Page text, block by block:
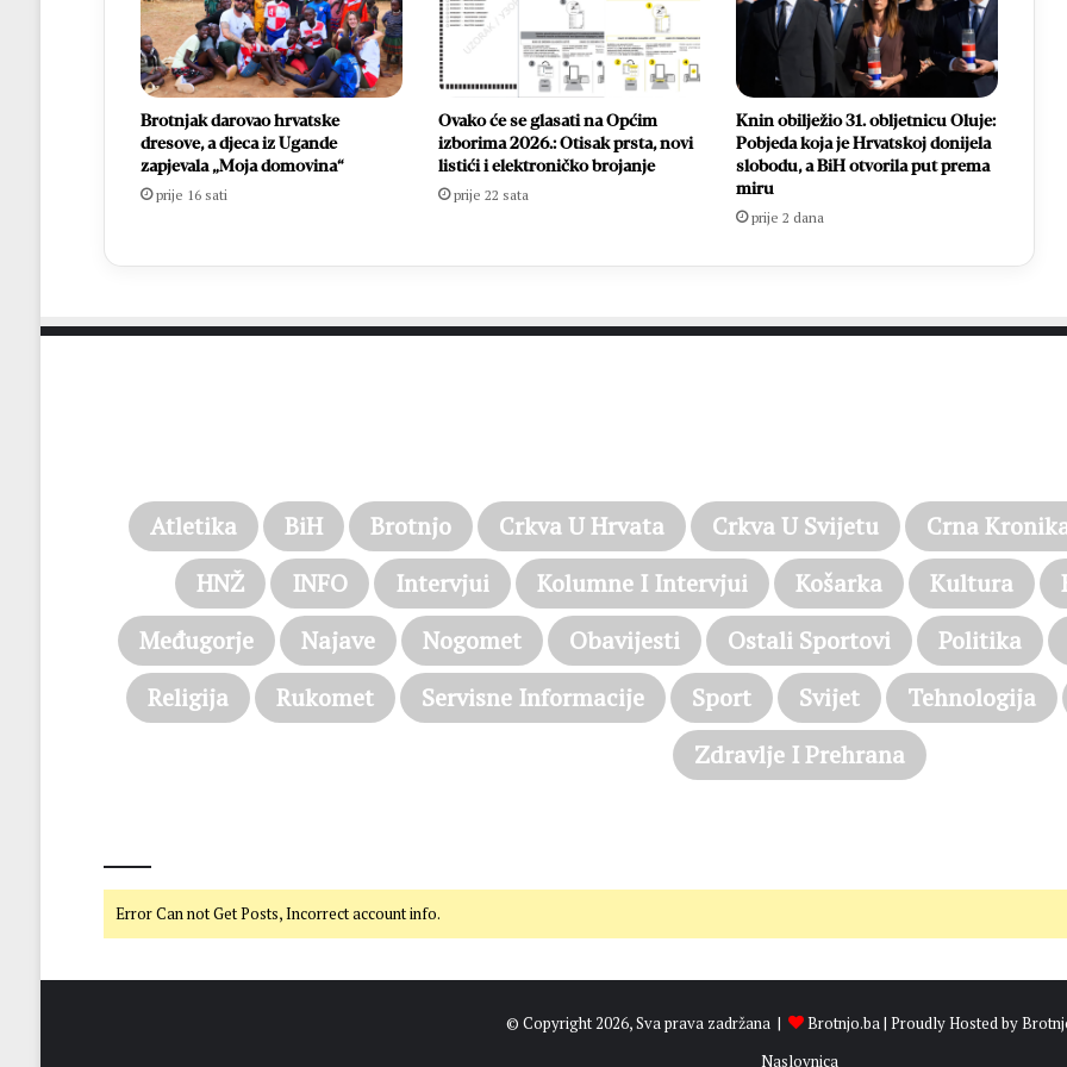
Brotnjak darovao hrvatske
dresove, a djeca iz Ugande
zapjevala „Moja domovina“
prije 16 sati
Ovako će se glasati na Općim
izborima 2026.: Otisak prsta, novi
listići i elektroničko brojanje
prije 22 sata
Knin obilježio 31. obljetnicu Oluje:
Pobjeda koja je Hrvatskoj donijela
slobodu, a BiH otvorila put prema
miru
prije 2 dana
Atletika BiH Brotnjo Crkva U Hrvata Crkva U Svijetu Crna
HNŽ
INFO Intervjui Kolumne I Intervjui Košarka Kultura
Međugorje
Najave Nogomet Obavijesti Ostali Sportovi Politika
Religija
Rukomet Servisne Informacije Sport Svijet Tehnologija
Zdravlje I Prehrana
Error Can not Get Posts, Incorrect account info.
© Copyright 2026, Sva prava zadržana | Brotnjo.ba| Proudly Hosted by
Naslovnica